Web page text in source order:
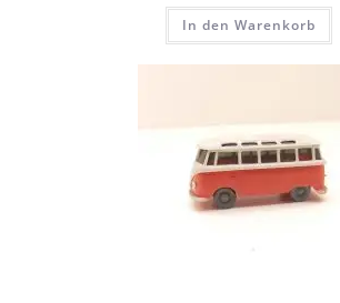
In den Warenkorb